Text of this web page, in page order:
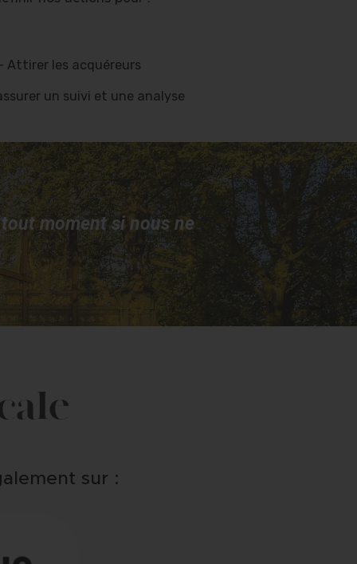
Attirer les acquéreurs
un suivi et une analyse
moment si nous ne
sur :